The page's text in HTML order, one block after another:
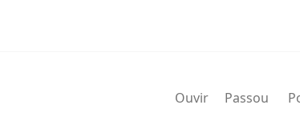
Ouvir Passou